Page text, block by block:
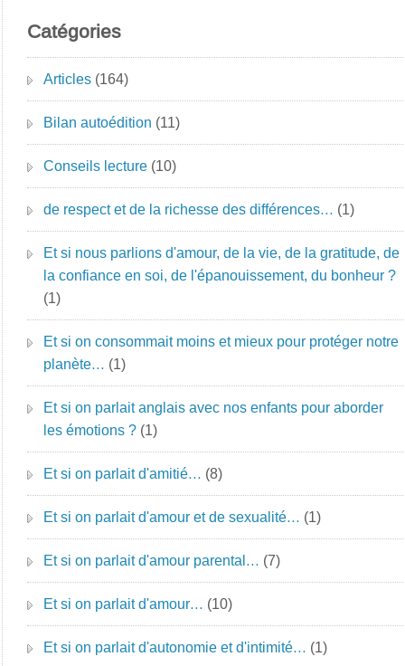
Catégories
Articles (164)
Bilan autoédition (11)
Conseils lecture (10)
de respect et de la richesse des différences… (1)
Et si nous parlions d'amour, de la vie, de la gratitude, de
la confiance en soi, de l'épanouissement, du bonheur ?
(1)
Et si on consommait moins et mieux pour protéger notre
planète… (1)
Et si on parlait anglais avec nos enfants pour aborder
les émotions ? (1)
Et si on parlait d'amitié… (8)
Et si on parlait d'amour et de sexualité… (1)
Et si on parlait d'amour parental… (7)
Et si on parlait d'amour… (10)
Et si on parlait d'autonomie et d'intimité… (1)